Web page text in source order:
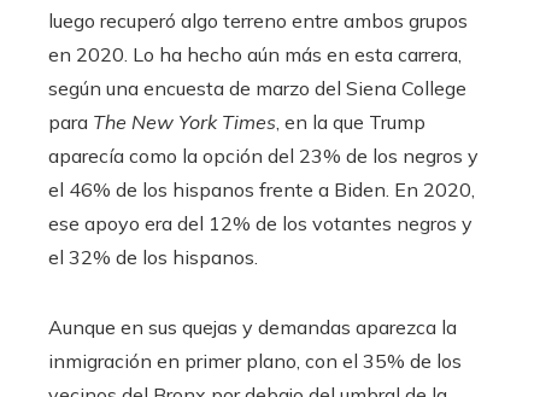
luego recuperó algo terreno entre ambos grupos
en 2020. Lo ha hecho aún más en esta carrera,
según una encuesta de marzo del Siena College
para The New York Times, en la que Trump
aparecía como la opción del 23% de los negros y
el 46% de los hispanos frente a Biden. En 2020,
ese apoyo era del 12% de los votantes negros y
el 32% de los hispanos.
Aunque en sus quejas y demandas aparezca la
inmigración en primer plano, con el 35% de los